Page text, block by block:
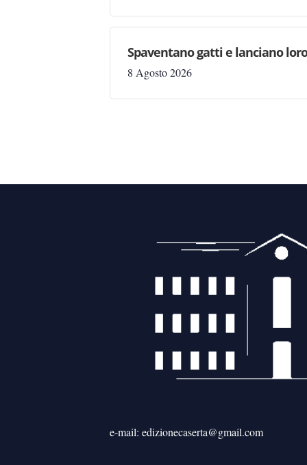
Spaventano gatti e lanciano
8 Agosto 2026
e-mail: edizionecaserta@gmail.com